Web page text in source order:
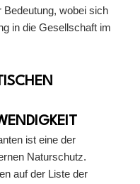
wobei sich
in die Gesellschaft im
ist eine der
Naturschutz.
auf der Liste der